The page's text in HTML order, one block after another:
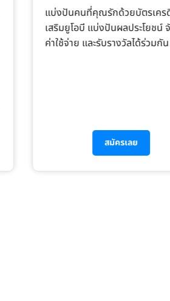
แบ่งปันคนที่คุณรักด้วยบัตรเคร
เสริมยูโอบี แบ่งปันผลประโยชน์
ค่าใช้จ่าย และรับรางวัลได้ร่วมกัน
สมัครเลย